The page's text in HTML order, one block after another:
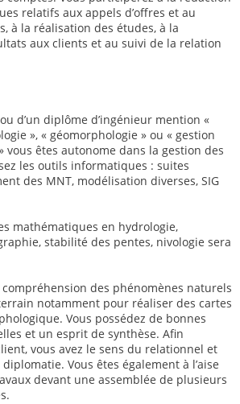
relatifs aux appels d’offres et au
à la réalisation des études, à la
aux clients et au suivi de la relation
d’un diplôme d’ingénieur mention «
», « géomorphologie » ou « gestion
vous êtes autonome dans la gestion des
les outils informatiques : suites
des MNT, modélisation diverses, SIG
mathématiques en hydrologie,
stabilité des pentes, nivologie sera
des phénomènes naturels
notamment pour réaliser des cartes
Vous possédez de bonnes
et un esprit de synthèse. Afin
vous avez le sens du relationnel et
Vous êtes également à l’aise
devant une assemblée de plusieurs